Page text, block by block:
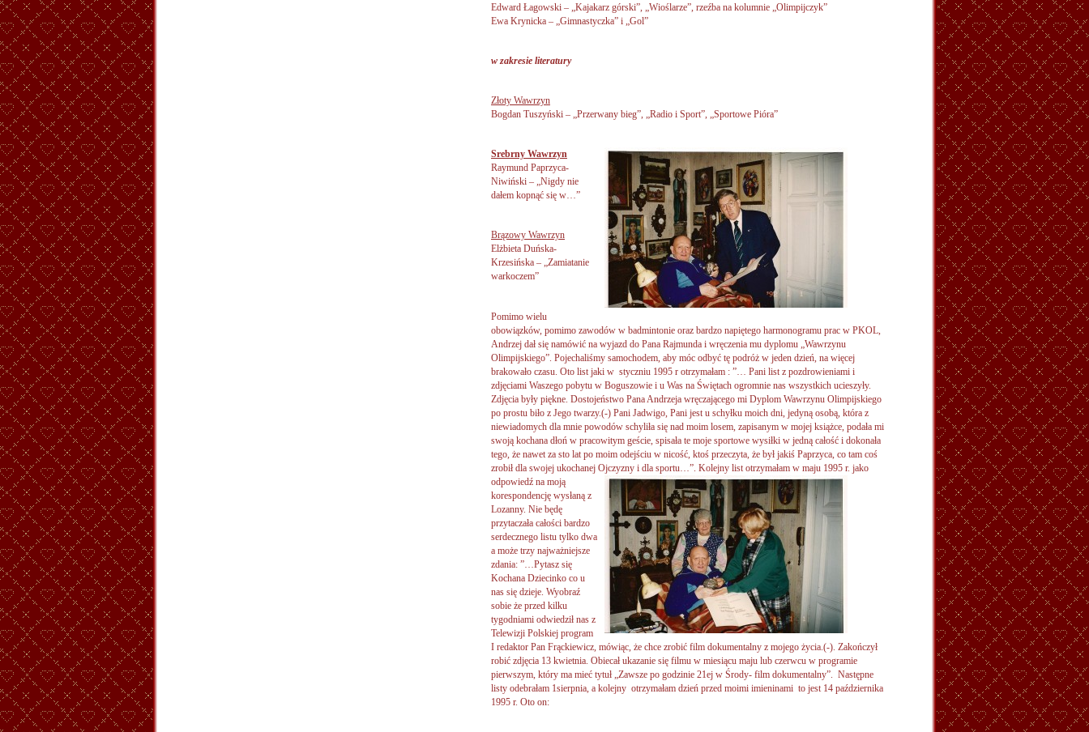
Edward Łagowski – „Kajakarz górski”, „Wioślarze”, rzeźba na kolumnie „Olimpijczyk”
Ewa Krynicka – „Gimnastyczka” i „Gol”
w zakresie literatury
Złoty Wawrzyn
Bogdan Tuszyński – „Przerwany bieg”, „Radio i Sport”, „Sportowe Pióra”
Srebrny Wawrzyn
Raymund Paprzyca-
Niwiński – „Nigdy nie
dałem kopnąć się w…”
Brązowy Wawrzyn
Elżbieta Duńska-
Krzesińska – „Zamiatanie
warkoczem”
Pomimo wielu
obowiązków, pomimo zawodów w badmintonie oraz bardzo napiętego harmonogramu prac w PKOL,
Andrzej dał się namówić na wyjazd do Pana Rajmunda i wręczenia mu dyplomu „Wawrzynu
Olimpijskiego”. Pojechaliśmy samochodem, aby móc odbyć tę podróż w jeden dzień, na więcej
brakowało czasu. Oto list jaki w styczniu 1995 r otrzymałam : ”… Pani list z pozdrowieniami i
zdjęciami Waszego pobytu w Boguszowie i u Was na Świętach ogromnie nas wszystkich ucieszyły.
Zdjęcia były piękne. Dostojeństwo Pana Andrzeja wręczającego mi Dyplom Wawrzynu Olimpijskiego
po prostu biło z Jego twarzy.(-) Pani Jadwigo, Pani jest u schyłku moich dni, jedyną osobą, która z
niewiadomych dla mnie powodów schyliła się nad moim losem, zapisanym w mojej książce, podała mi
swoją kochana dłoń w pracowitym geście, spisała te moje sportowe wysiłki w jedną całość i dokonała
tego, że nawet za sto lat po moim odejściu w nicość, ktoś przeczyta, że był jakiś Paprzyca, co tam coś
zrobił dla swojej ukochanej Ojczyzny i dla sportu…”. Kolejny list otrzymałam w maju 1995 r. jako
odpowiedź na moją
korespondencję wysłaną z
Lozanny. Nie będę
przytaczała całości bardzo
serdecznego listu tylko dwa
a może trzy najważniejsze
zdania: ”…Pytasz się
Kochana Dziecinko co u
nas się dzieje. Wyobraź
sobie że przed kilku
tygodniami odwiedził nas z
Telewizji Polskiej program
I redaktor Pan Frąckiewicz, mówiąc, że chce zrobić film dokumentalny z mojego życia.(-). Zakończył
robić zdjęcia 13 kwietnia. Obiecał ukazanie się filmu w miesiącu maju lub czerwcu w programie
pierwszym, który ma mieć tytuł „Zawsze po godzinie 21ej w Środy- film dokumentalny”. Następne
listy odebrałam 1sierpnia, a kolejny otrzymałam dzień przed moimi imieninami to jest 14 października
1995 r. Oto on: